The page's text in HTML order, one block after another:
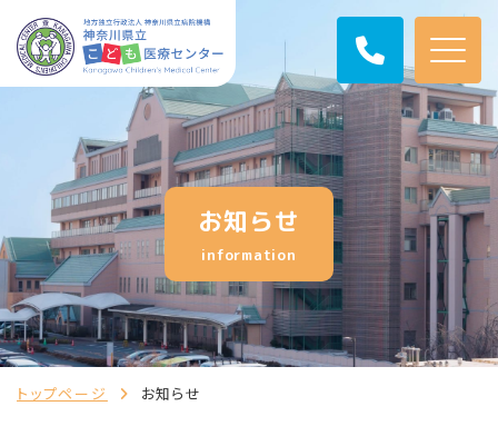
お知らせ
information
トップページ お知らせ